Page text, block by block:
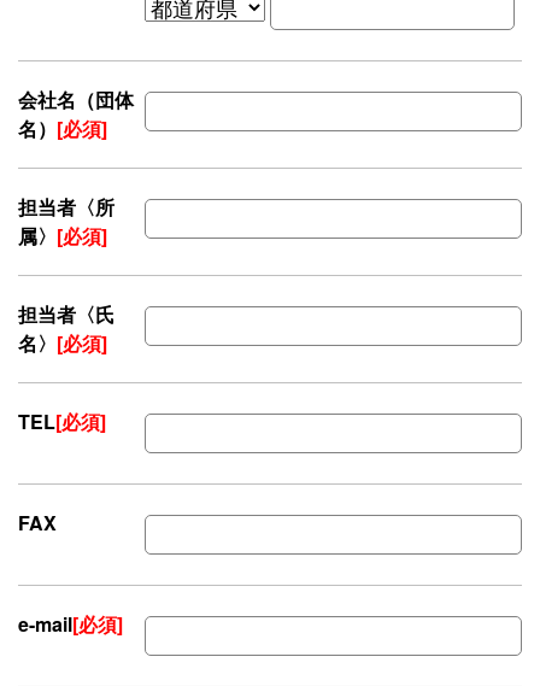
会社名（団体
名） [必須]
担当者〈所
属〉 [必須]
担当者〈氏
名〉 [必須]
TEL[必須]
FAX
e-mail[必須]